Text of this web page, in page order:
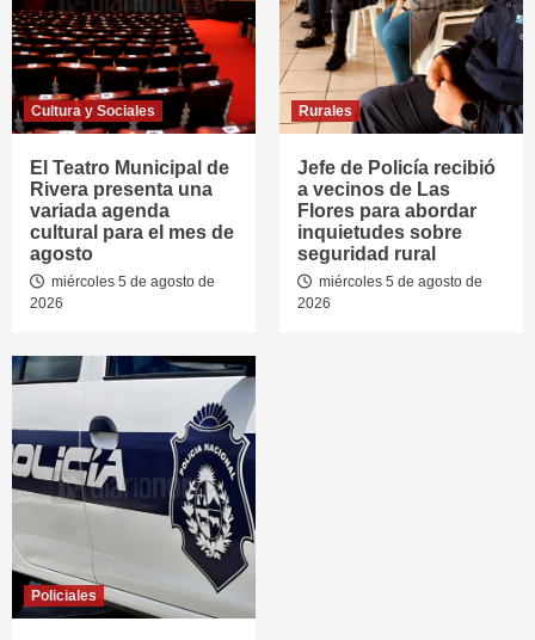
Cultura y Sociales
El Teatro Municipal de
Rivera presenta una
variada agenda
cultural para el mes de
agosto
miércoles 5 de agosto de
2026
Rurales
Jefe de Policía recibió
a vecinos de Las
Flores para abordar
inquietudes sobre
seguridad rural
miércoles 5 de agosto de
2026
Policiales